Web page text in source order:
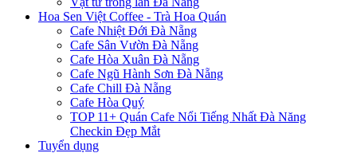
Hoa Sen Việt Coffee - Trà Hoa Quán
Cafe Nhiệt Đới Đà Nẵng
Cafe Sân Vườn Đà Nẵng
Cafe Hòa Xuân Đà Nẵng
Cafe Ngũ Hành Sơn Đà Nẵng
Cafe Chill Đà Nẵng
Cafe Hòa Quý
TOP 11+ Quán Cafe Nổi Tiếng Nhất Đà Năng
Checkin Đẹp Mắt
Tuyển dụng